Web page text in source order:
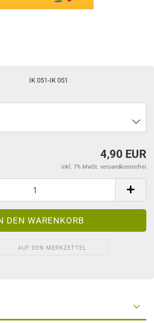
IK 051-IK 051
4,90 EUR
inkl. 7% MwSt. versandkostenfrei
AUF DEN MERKZETTEL